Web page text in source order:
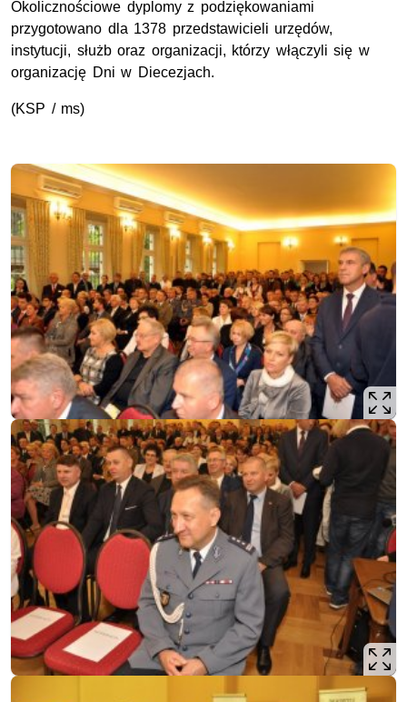
Okolicznościowe dyplomy z podziękowaniami
przygotowano dla 1378 przedstawicieli urzędów,
instytucji, służb oraz organizacji, którzy włączyli się w
organizację Dni w Diecezjach.
(KSP / ms)